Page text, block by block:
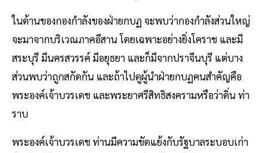
ในด้านของกองกำลังของฝ่ายกบฏ จะพบว่ากองกำลังส่วนใหญ่
จะมาจากบริเวณภาคอีสาน โดยเฉพาะอย่างยิ่งโคราช และมี
สระบุรี มีนครสวรรค์ มีอยุธยา และก็มีจากปราจีนบุรี แต่บาง
ส่วนพบว่าถูกสกัดกัน และถ้าไปดูผู้นำฝ่ายกบฏคนสำคัญคือ
พระองค์เจ้าบวรเดช และพระยาศรีสิทธิสงครามหรือว่าดิ่น ท่า
ราบ
พระองค์เจ้าบวรเดช ท่านมีความขัดแย้งกับรัฐบาลระบอบเก่า